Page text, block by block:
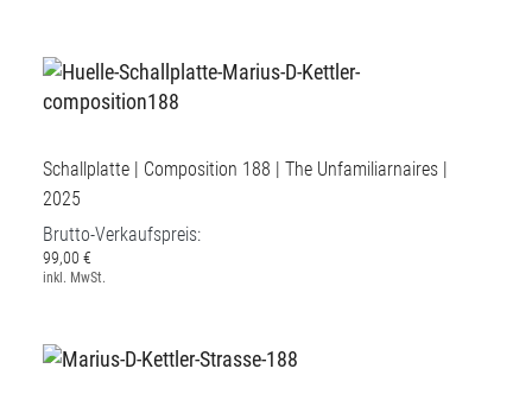
Schallplatte | Composition 188 | The Unfamiliarnaires |
2025
Brutto-Verkaufspreis:
99,00 €
inkl. MwSt.